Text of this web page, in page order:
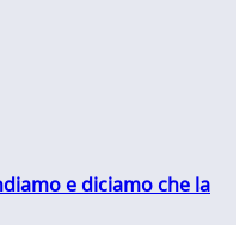
e diciamo che la